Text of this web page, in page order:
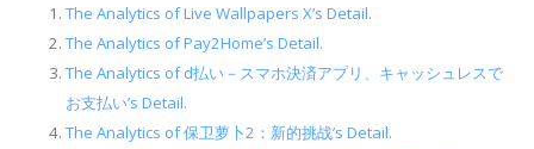
The Analytics of Live Wallpapers X’s Detail.
The Analytics of Pay2Home’s Detail.
The Analytics of d払い－スマホ決済アプリ、キャッシュレスで
お支払い’s Detail.
The Analytics of 保卫萝卜2：新的挑战’s Detail.